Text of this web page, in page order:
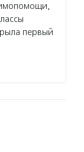
первый